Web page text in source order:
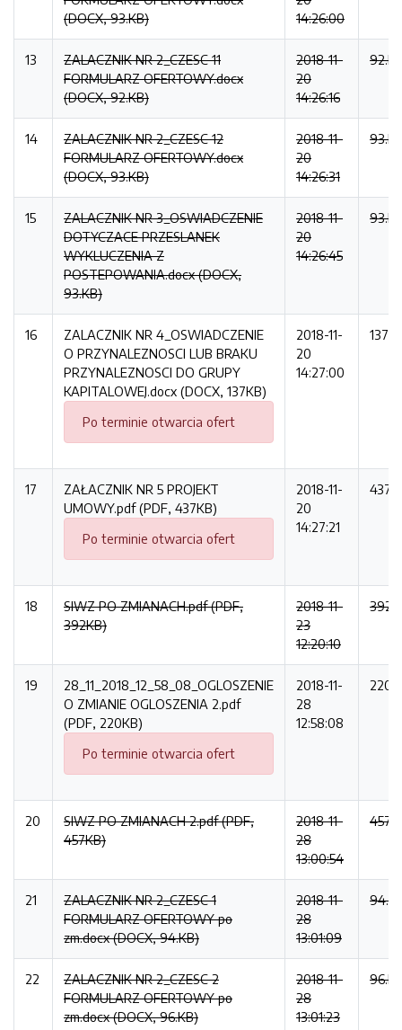
(DOCX, 93.KB)
14:26:00
13
ZALACZNIK NR 2_CZESC 11
FORMULARZ OFERTOWY.docx
(DOCX, 92.KB)
2018-11-
20
14:26:16
14
ZALACZNIK NR 2_CZESC 12
FORMULARZ OFERTOWY.docx
(DOCX, 93.KB)
2018-11-
20
14:26:31
15
ZALACZNIK NR 3_OSWIADCZENIE
DOTYCZACE PRZESLANEK
WYKLUCZENIA Z
POSTEPOWANIA.docx (DOCX,
93.KB)
2018-11-
20
14:26:45
16
ZALACZNIK NR 4_OSWIADCZENIE
O PRZYNALEZNOSCI LUB BRAKU
PRZYNALEZNOSCI DO GRUPY
KAPITALOWEJ.docx (DOCX, 137KB)
Po terminie otwarcia ofert
2018-11-
20
14:27:00
17
ZAŁACZNIK NR 5 PROJEKT
UMOWY.pdf (PDF, 437KB)
Po terminie otwarcia ofert
2018-11-
20
14:27:21
18
SIWZ PO ZMIANACH.pdf (PDF,
392KB)
2018-11-
23
12:20:10
19
28_11_2018_12_58_08_OGLOSZENIE
O ZMIANIE OGLOSZENIA 2.pdf
(PDF, 220KB)
Po terminie otwarcia ofert
2018-11-
28
12:58:08
20
SIWZ PO ZMIANACH 2.pdf (PDF,
457KB)
2018-11-
28
13:00:54
21
ZALACZNIK NR 2_CZESC 1
FORMULARZ OFERTOWY po
zm.docx (DOCX, 94.KB)
2018-11-
28
13:01:09
22
ZALACZNIK NR 2_CZESC 2
FORMULARZ OFERTOWY po
zm.docx (DOCX, 96.KB)
2018-11-
28
13:01:23